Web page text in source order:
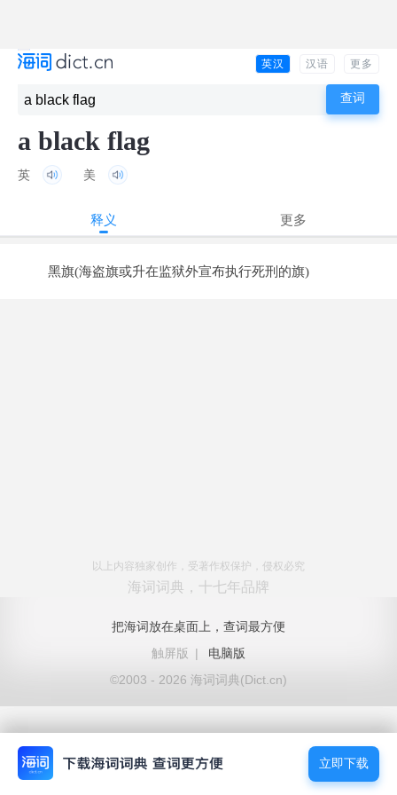
英汉 汉语 更多
a black flag
英 美
释义 更多
黑旗(海盗旗或升在监狱外宣布执行死刑的旗)
以上内容独家创作，受著作权保护，侵权必究
海词词典，十七年品牌
把海词放在桌面上，查词最方便
触屏版
|
电脑版
©2003 - 2026 海词词典(Dict.cn)
立即下载
立即下载